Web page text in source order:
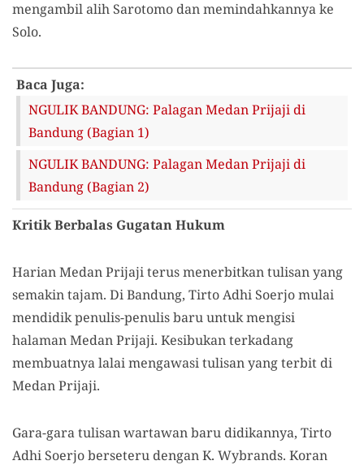
mengambil alih Sarotomo dan memindahkannya ke
Solo.
Baca Juga:
NGULIK BANDUNG: Palagan Medan Prijaji di
Bandung (Bagian 1)
NGULIK BANDUNG: Palagan Medan Prijaji di
Bandung (Bagian 2)
Kritik Berbalas Gugatan Hukum
Harian Medan Prijaji terus menerbitkan tulisan yang
semakin tajam. Di Bandung, Tirto Adhi Soerjo mulai
mendidik penulis-penulis baru untuk mengisi
halaman Medan Prijaji. Kesibukan terkadang
membuatnya lalai mengawasi tulisan yang terbit di
Medan Prijaji.
Gara-gara tulisan wartawan baru didikannya, Tirto
Adhi Soerjo berseteru dengan K. Wybrands. Koran